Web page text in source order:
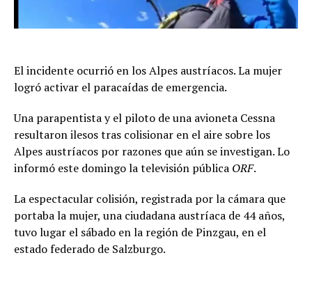
El incidente ocurrió en los Alpes austríacos. La mujer
logró activar el paracaídas de emergencia.
Una parapentista y el piloto de una avioneta Cessna
resultaron ilesos tras colisionar en el aire sobre los
Alpes austríacos por razones que aún se investigan. Lo
informó este domingo la televisión pública ORF.
La espectacular colisión, registrada por la cámara que
portaba la mujer, una ciudadana austríaca de 44 años,
tuvo lugar el sábado en la región de Pinzgau, en el
estado federado de Salzburgo.